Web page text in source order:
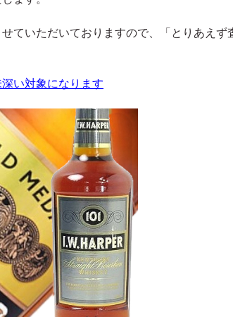
せていただいておりますので、「とりあえず
い対象になります